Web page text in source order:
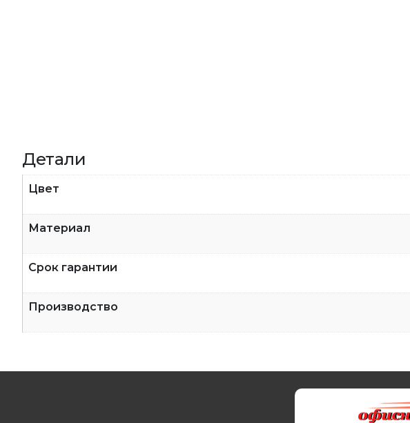
Детали
Цвет
Материал
Срок гарантии
Производство